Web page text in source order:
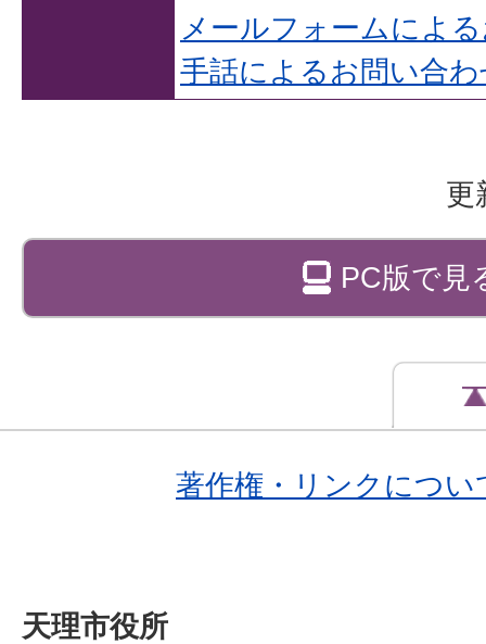
メールフォームによ
手話によるお問い合
更
PC版で見
著作権・リンクについ
天理市役所